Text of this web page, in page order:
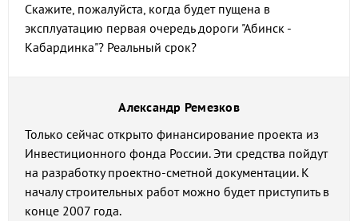
Скажите, пожалуйста, когда будет пущена в
эксплуатацию первая очередь дороги "Абинск -
Кабардинка"? Реальный срок?
Александр Ремезков
Только сейчас открыто финансирование проекта из
Инвестиционного фонда России. Эти средства пойдут
на разработку проектно-сметной документации. К
началу строительных работ можно будет приступить в
конце 2007 года.